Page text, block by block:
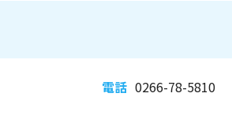
電話 0266-78-5810